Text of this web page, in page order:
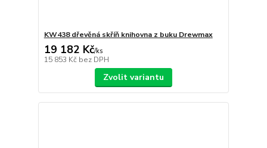
KW438 dřevěná skříň knihovna z buku Drewmax
19 182 Kč/ks
15 853 Kč bez DPH
Zvolit variantu